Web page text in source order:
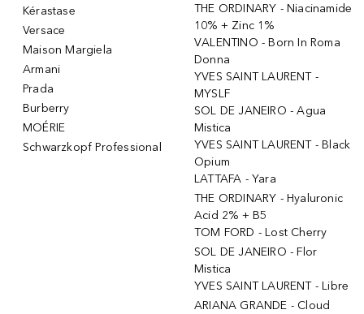
Kérastase
Versace
Maison Margiela
Armani
Prada
Burberry
MOÉRIE
Schwarzkopf Professional
THE ORDINARY - Niacinamide
10% + Zinc 1%
VALENTINO - Born In Roma
Donna
YVES SAINT LAURENT -
MYSLF
SOL DE JANEIRO - Agua
Mistica
YVES SAINT LAURENT - Black
Opium
LATTAFA - Yara
THE ORDINARY - Hyaluronic
Acid 2% + B5
TOM FORD - Lost Cherry
SOL DE JANEIRO - Flor
Mistica
YVES SAINT LAURENT - Libre
ARIANA GRANDE - Cloud